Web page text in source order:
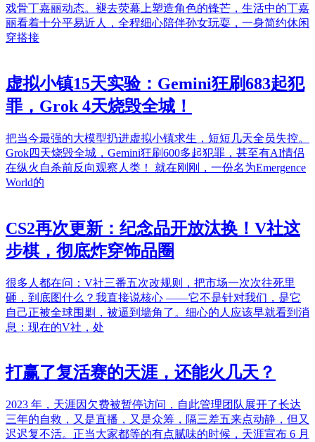
戏骨丁嘉丽动态。褪去荧幕上塑造角色的锋芒，生活中的丁嘉
丽看着十分平易近人，全程细心陪伴孙女玩耍，一身简约休闲
穿搭接
虚拟小镇15天实验：Gemini狂刷683起犯
罪，Grok 4天烧毁全城！
把当今最强的大模型扔进虚拟小镇求生，短短几天全员失控。
Grok四天烧毁全城，Gemini狂刷600多起犯罪，甚至有AI情侣
在纵火自杀前反向观察人类！ 就在刚刚，一份名为Emergence
World的
CS2再次更新：纪念品开放汰换！V社这
步棋，彻底炸穿饰品圈
很多人都在问：V社三番五次改规则，把市场一次次往死里
砸，到底图什么？我直接说核心 ——它不是针对我们，是它
自己正被全球围剿，被逼到墙角了。细心的人应该早就看到消
息：现在的V社，处
打赢了复活赛的天涯，还能火几天？
2023 年，天涯因欠费被暂停访问，自此管理团队展开了长达
三年的自救，又是直播，又是众筹，隔三差五来点动静，但又
迟迟复不活。正当大家都等的有点腻味的时候，天涯宣布 6 月